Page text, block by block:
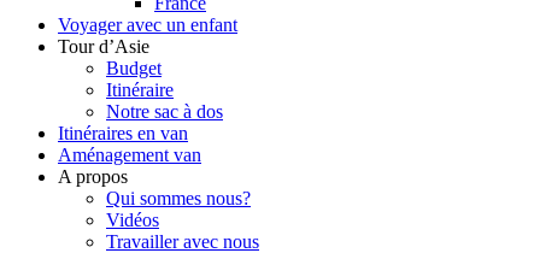
Voyager avec un enfant
Tour d’Asie
Budget
Itinéraire
Notre sac à dos
Itinéraires en van
Aménagement van
A propos
Qui sommes nous?
Vidéos
Travailler avec nous